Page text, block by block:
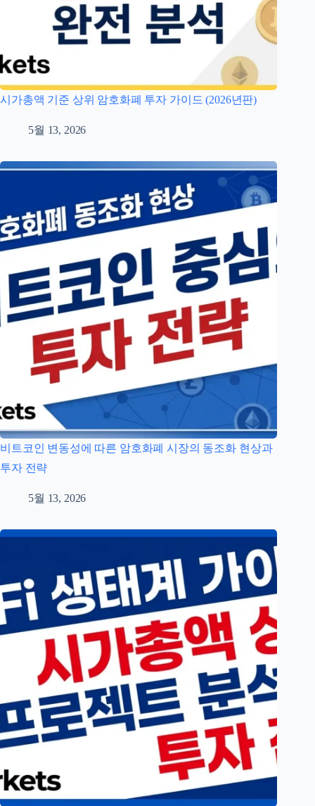
시가총액 기준 상위 암호화폐 투자 가이드 (2026년판)
5월 13, 2026
비트코인 변동성에 따른 암호화폐 시장의 동조화 현상과
투자 전략
5월 13, 2026